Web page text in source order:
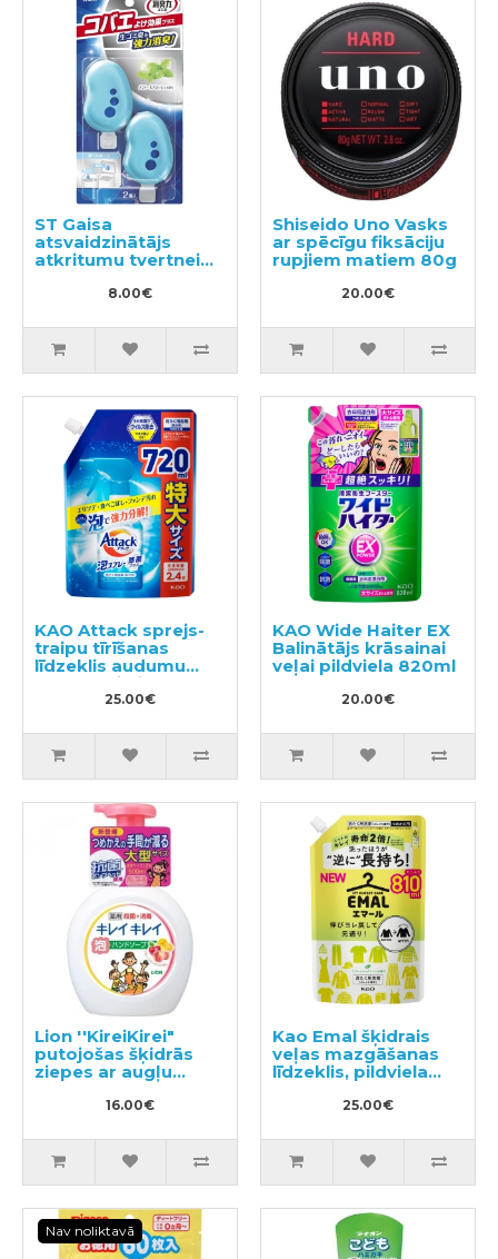
ST Gaisa
atsvaidzinātājs
atkritumu tvertnei
8.00€
Shiseido Uno Vasks
ar spēcīgu fiksāciju
rupjiem matiem 80g
20.00€
KAO Attack sprejs-
traipu tīrīšanas
līdzeklis audumu
apstrādei pirms
mazgāšanas
25.00€
KAO Wide Haiter EX
Balinātājs krāsainai
veļai pildviela 820ml
20.00€
Lion ''KireiKirei"
putojošas šķidrās
ziepes ar augļu
aromātu 500 ml
16.00€
Kao Emal šķidrais
veļas mazgāšanas
līdzeklis, pildviela
25.00€
Nav noliktavā